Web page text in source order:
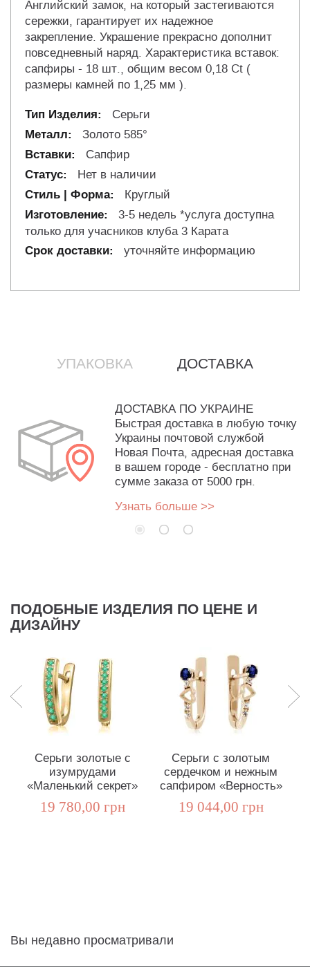
Английский замок, на который застегиваются
сережки, гарантирует их надежное
закрепление. Украшение прекрасно дополнит
повседневный наряд. Характеристика вставок:
сапфиры - 18 шт., общим весом 0,18 Ct (
размеры камней по 1,25 мм ).
Серьги
Золото 585°
Сапфир
Нет в наличии
Круглый
3-5 недель *услуга доступна
только для учасников клуба 3 Карата
уточняйте информацию
УПАКОВКА ДОСТАВКА
ДОСТАВКА ПО УКРАИНЕ
Быстрая доставка в любую точку
Украины почтовой службой
Новая Почта, адресная доставка
в вашем городе - бесплатно при
сумме заказа от 5000 грн.
Узнать больше >>
ПОДОБНЫЕ ИЗДЕЛИЯ ПО ЦЕНЕ И
ДИЗАЙНУ
Серьги золотые с
изумрудами
«Маленький секрет»
19 780,00 грн
Серьги с золотым
сердечком и нежным
сапфиром «Верность»
19 044,00 грн
Вы недавно просматривали